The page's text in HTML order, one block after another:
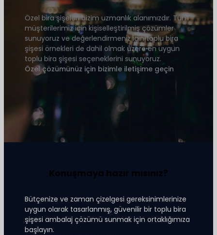
Özel bira şişeleri bizim uzmanlık alanımızdır. Tüm
müşterilerimiz için kişiselleştirilmiş çözümler
sunuyoruz ve değerlendirmeniz için toplu bira
şişesi örnekleri de dahil olmak üzere en uygun
toplu bira şişesi seçeneklerini sunuyoruz.
Özel çözümünüz için bizimle iletişime geçin
Konuşmaya hazır mısınız?
Bütçenize ve zaman çizelgesi gereksinimlerinize
uygun olarak tasarlanmış, güvenilir bir toplu bira
şişesi ambalaj çözümü sunmak için ortaklığımıza
başlayın.